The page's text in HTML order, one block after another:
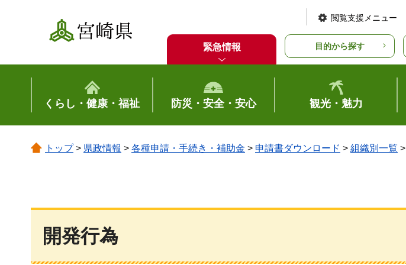
宮崎県
閲覧支援メニュー
緊急情報 目的から探す
くらし・健康・福祉 防災・安全・安心 観光・魅力
トップ> 県政情報 > 各種申請・手続き・補助金 > 申請書ダウンロード > 組織別一覧 >
開発行為